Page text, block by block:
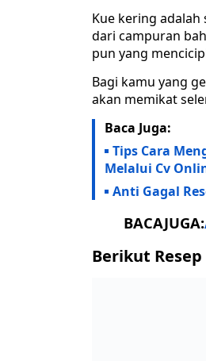
Kue kering
dari campuran
pun yang
Bagi kamu yang
akan memikat
Baca Juga:
Tips Cara
Melalui Cv
Anti Gagal
BACAJUGA:
Berikut